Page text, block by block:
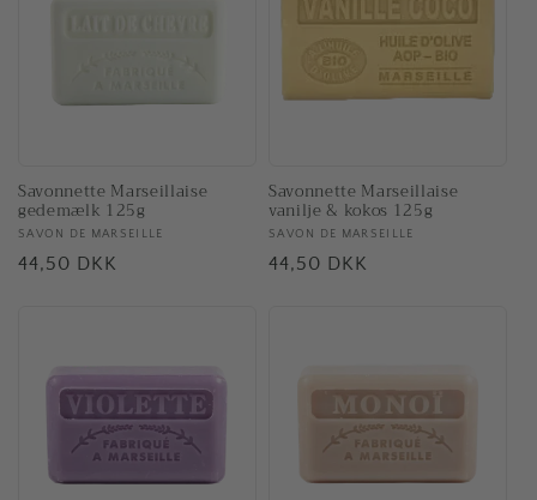
Savonnette Marseillaise
gedemælk 125g
Forhandler:
SAVON DE MARSEILLE
Normalpris
44,50 DKK
Savonnette Marseillaise
vanilje & kokos 125g
Forhandler:
SAVON DE MARSEILLE
Normalpris
44,50 DKK